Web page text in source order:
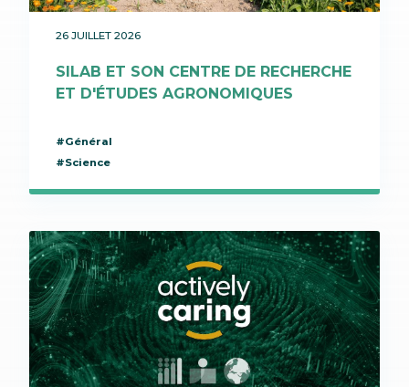
26 JUILLET 2026
SILAB ET SON CENTRE DE RECHERCHE
ET D'ÉTUDES AGRONOMIQUES
#Général
#Science